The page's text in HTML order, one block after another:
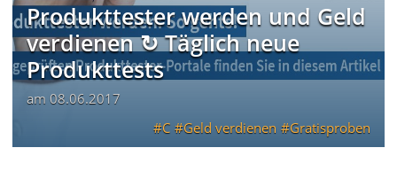
Produkttester werden und Geld
verdienen ↻ Täglich neue
Produkttests
am 08.06.2017
C
Geld verdienen Gratisproben